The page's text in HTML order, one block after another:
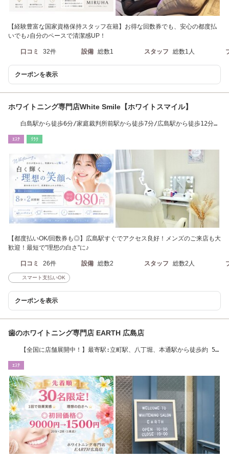
【経験豊富な国家資格保持スタッフ在籍】お得な回数券でも、安心の都度払
いでも♪自分のペースで清潔感UP！
口コミ 32件 設備 総数1 スタッフ 総数1人
クーポンを表示
ホワイトニング専門店White Smile【ホワイトスマイル】
白島駅から徒歩6分/家庭裁判所前駅から徒歩7分/広島駅から徒歩12分
ｴｽﾃ ﾘﾗｸ
【都度払いOK/回数券も◎】広島駅すぐでアクセス良好！メンズのご来店も大
歓迎！最短で"理想の白さ"に♪
口コミ 26件 設備 総数2 スタッフ 総数2人
スマート支払いOK
クーポンを表示
歯のホワイトニング専門店 EARTH 広島店
【全国に店舗展開中！】最寄駅:立町駅、八丁堀、本通駅から徒歩約 5
ｴｽﾃ